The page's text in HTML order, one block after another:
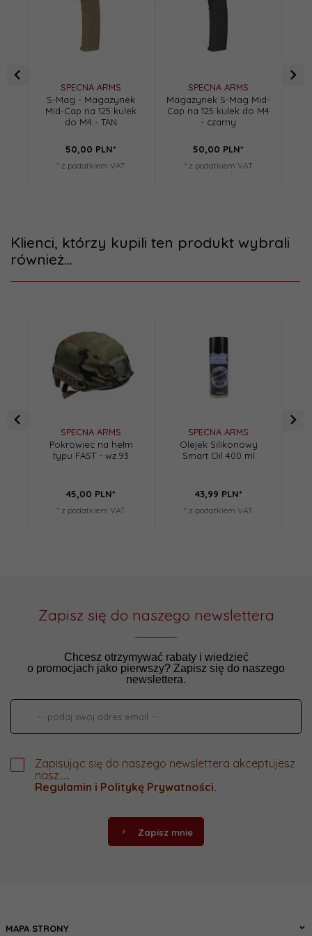
SPECNA ARMS
S-Mag - Magazynek
Mid-Cap na 125 kulek
do M4 - TAN
50,00 PLN*
* z podatkiem VAT
SPECNA ARMS
Magazynek S-Mag Mid-
Cap na 125 kulek do M4
- czarny
50,00 PLN*
* z podatkiem VAT
Klienci, którzy kupili ten produkt wybrali
również...
SPECNA ARMS
Pokrowiec na hełm
typu FAST - wz.93
45,00 PLN*
* z podatkiem VAT
SPECNA ARMS
Olejek Silikonowy
Smart Oil 400 ml
43,99 PLN*
* z podatkiem VAT
Zapisz się do naszego newslettera
Chcesz otrzymywać rabaty i wiedzieć
o promocjach jako pierwszy? Zapisz się do naszego
newslettera.
Zapisując się do naszego newslettera akceptujesz
nasz.....
Regulamin i Politykę Prywatności.
Zapisz mnie
MAPA STRONY